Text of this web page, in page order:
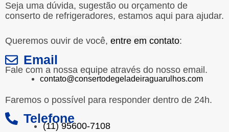
Seja uma dúvida, sugestão ou orçamento de
conserto de refrigeradores, estamos aqui para ajudar.
Queremos ouvir de você, entre em contato:
Email
Fale com a nossa equipe através do nosso email.
contato@consertodegeladeiraguarulhos.com
Faremos o possível para responder dentro de 24h.
Telefone
(11) 95600-7108